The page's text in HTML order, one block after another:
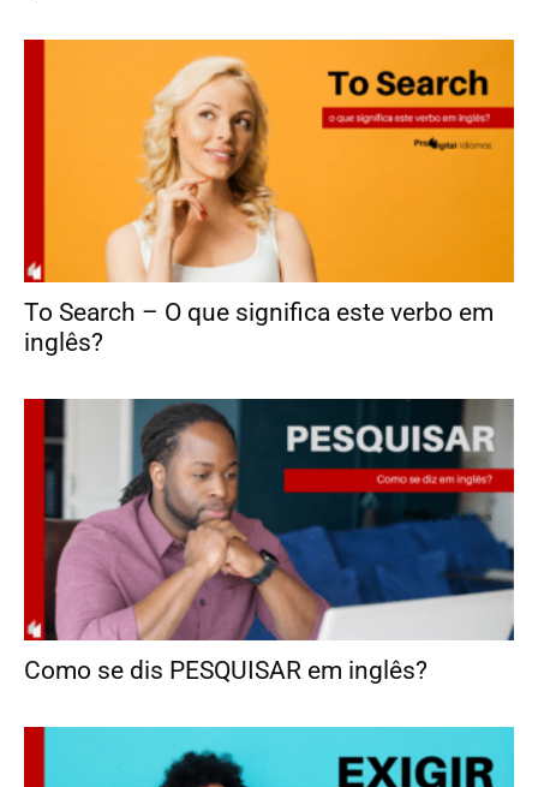
To Search – O que significa este verbo em
inglês?
Como se dis PESQUISAR em inglês?